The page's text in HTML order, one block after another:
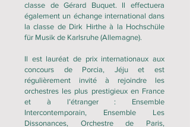
classe de Gérard Buquet. Il effectuera
également un échange international dans
la classe de Dirk Hirthe à la Hochschüle
für Musik de Karlsruhe (Allemagne).
Il est lauréat de prix internationaux aux
concours de Porcia, Jéju et est
régulièrement invité à rejoindre les
orchestres les plus prestigieux en France
et à l’étranger : Ensemble
Intercontemporain, Ensemble Les
Dissonances, Orchestre de Paris,